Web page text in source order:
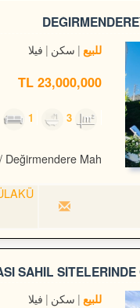
للبيع سكن فيلا
23,000,000 TL
1 3
/ Değirmendere Mah.
SAHİL
للبيع سكن فيلا